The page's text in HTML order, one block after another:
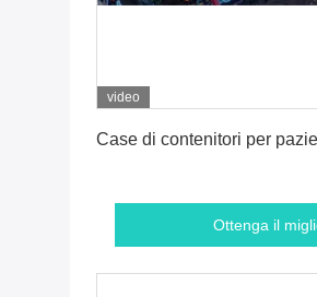
video
Case di contenitori per
Ottenga il